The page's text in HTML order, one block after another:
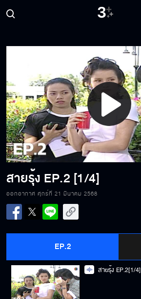
Play
Video
สายรุ้ง EP.2 [1/4]
ออกอากาศ ศุกร์ที่ 21 มีนาคม 2568
EP.2
สายรุ้ง EP.2[1/4]